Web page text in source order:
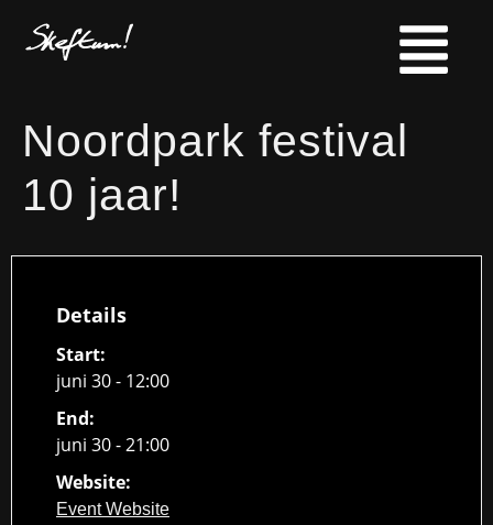
Noordpark festival
10 jaar!
Details
Start:
juni 30 - 12:00
End:
juni 30 - 21:00
Website:
Event Website